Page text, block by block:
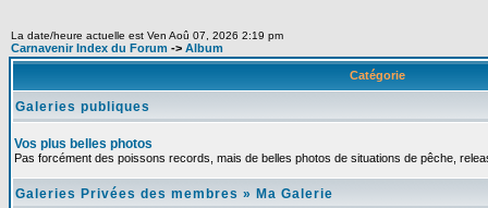
La date/heure actuelle est Ven Aoû 07, 2026 2:19 pm
Carnavenir Index du Forum -> Album
Catégorie
Galeries publiques
Vos plus belles photos
Pas forcément des poissons records, mais de belles photos de situations de pêche,
Galeries Privées des membres » Ma Galerie